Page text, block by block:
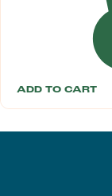
ADD TO CART